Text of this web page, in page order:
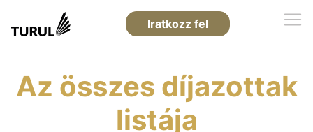
Iratkozz fel
Az összes díjazottak
listája